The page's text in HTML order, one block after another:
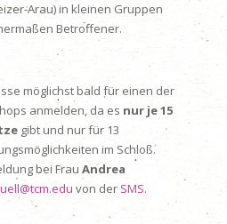
Arau) in kleinen Gruppen
Betroffener.
möglichst bald für einen der
anmelden, da es nur je 15
gibt und nur für 13
im Schloß.
bei Frau Andrea
von der SMS.